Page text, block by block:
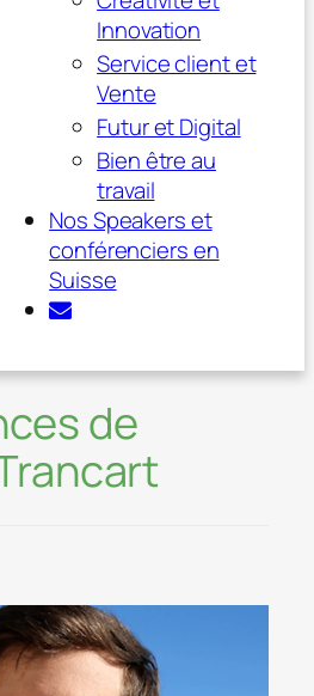
Innovation
Service client et
Vente
Futur et Digital
Bien être au
travail
Nos Speakers et
conférenciers en
Suisse
de